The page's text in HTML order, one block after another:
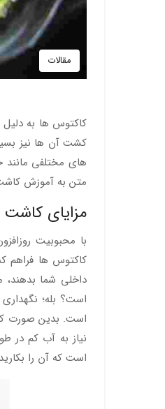
مقالات
کاکتوس ها به دلیل
کشت آن ها نیز
های مختلفی
متن به آموزش
مزایای
با محبوبیت
کاکتوس ها فراهم
داخلی شما
است؟ بله؛
است. بدین صورت که
نیاز به آب کم در
است که آن را